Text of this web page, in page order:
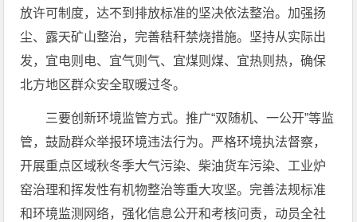
放许可制度，达不到排放标准的坚决依法整治。加强扬
尘、露天矿山整治，完善秸秆禁烧措施。坚持从实际出
发，宜电则电、宜气则气、宜煤则煤、宜热则热，确保
北方地区群众安全取暖过冬。
三要创新环境监管方式。推广“双随机、一公开”等监
管，鼓励群众举报环境违法行为。严格环境执法督察，
开展重点区域秋冬季大气污染、柴油货车污染、工业炉
窑治理和挥发性有机物整治等重大攻坚。完善法规标准
和环境监测网络，强化信息公开和考核问责，动员全社